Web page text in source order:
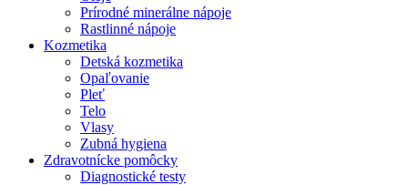
Prírodné minerálne nápoje
Rastlinné nápoje
Kozmetika
Detská kozmetika
Opaľovanie
Pleť
Telo
Vlasy
Zubná hygiena
Zdravotnícke pomôcky
Diagnostické testy